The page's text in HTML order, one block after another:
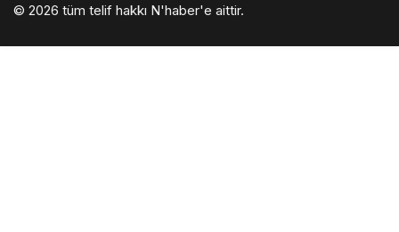
© 2026 tüm telif hakkı N'haber'e aittir.